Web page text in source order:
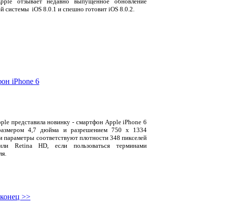
системы iOS 8.0.1 и спешно готовит iOS 8.0.2
iPhone 6
представила новинку - смартфон Apple iPhone 6
4,7 дюйма и разрешением 750 x 1334
параметры соответствуют плотности 348 пикселей
Retina HD, если пользоваться терминами
>>